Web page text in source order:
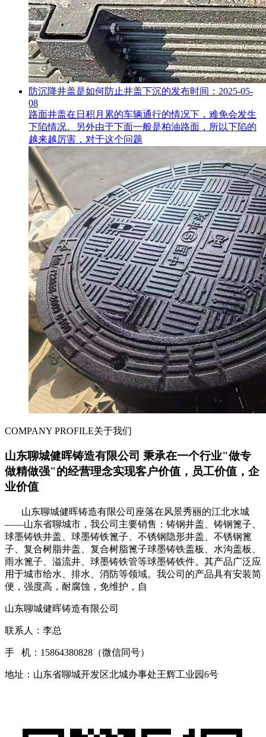
防沉降井盖是如何防止井盖下沉的发布时间：2025-05-
08
路面井盖在日积月累的车辆通行的情况下，难免会发生
下陷情况。另外由于下面一般是柏油路面，所以下陷的
越来越厉害，对于这个问题
COMPANY PROFILE关于我们
山东聊城健晖铸造有限公司 秉承在一个行业"做专
做精做强"的经营理念实现客户价值，员工价值，企
业价值
山东聊城健晖铸造有限公司座落在风景秀丽的江北水城
——山东省聊城市，我公司主要销售：铸钢井盖、铸钢篦子、
球墨铸铁井盖、球墨铸铁篦子、不锈钢隐形井盖、不锈钢篦
子、复合树脂井盖、复合树脂篦子球墨铸铁盖板、水沟盖板、
雨水篦子、溢流井、球墨铸铁管等球墨铸铁件。其产品广泛应
用于城市给水、排水、消防等领域。我公司的产品具有安装简
便，强度高，耐腐蚀，免维护，自
山东聊城健晖铸造有限公司
联系人：李总
手 机：15864380828（微信同号）
地址：山东省聊城开发区北城办事处王辉工业园6号